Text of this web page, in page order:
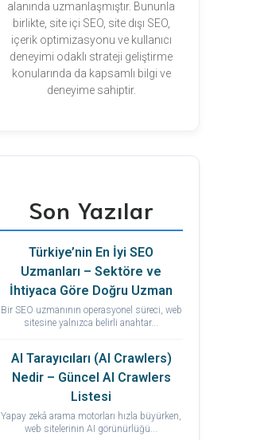
alanında uzmanlaşmıştır. Bununla
birlikte, site içi SEO, site dışı SEO,
içerik optimizasyonu ve kullanıcı
deneyimi odaklı strateji geliştirme
konularında da kapsamlı bilgi ve
deneyime sahiptir.
Son Yazılar
Türkiye’nin En İyi SEO
Uzmanları – Sektöre ve
İhtiyaca Göre Doğru Uzman
Bir SEO uzmanının operasyonel süreci, web
sitesine yalnızca belirli anahtar...
AI Tarayıcıları (AI Crawlers)
Nedir – Güncel AI Crawlers
Listesi
Yapay zekâ arama motorları hızla büyürken,
web sitelerinin AI görünürlüğü...